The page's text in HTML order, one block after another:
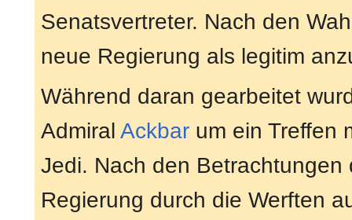
Senatsvertreter. Nach den
neue Regierung als legitim
Während daran gearbeitet
Admiral Ackbar um ein Treffen
Jedi. Nach den
Regierung durch die Werften